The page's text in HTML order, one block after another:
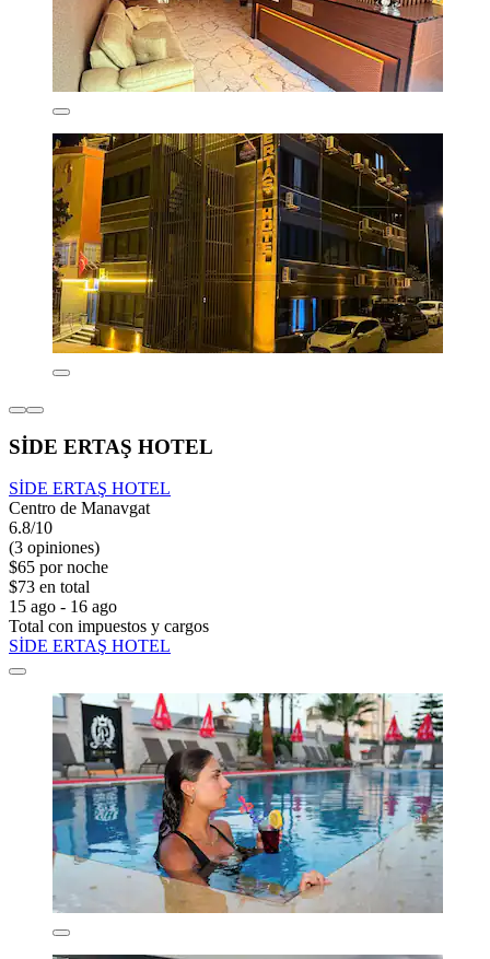
SİDE ERTAŞ HOTEL
SİDE ERTAŞ HOTEL
Centro de Manavgat
6.8/10
(3 opiniones)
$65 por noche
$73 en total
15 ago - 16 ago
Total con impuestos y cargos
SİDE ERTAŞ HOTEL